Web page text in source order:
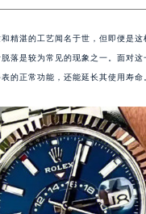
精湛的工艺闻名于世，但即便是
落是较为常见的现象之一。面对
的正常功能，还能延长其使用寿命